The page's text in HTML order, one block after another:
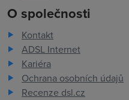
O společnosti
Kontakt
ADSL Internet
Kariéra
Ochrana osobních údajů
Recenze dsl.cz